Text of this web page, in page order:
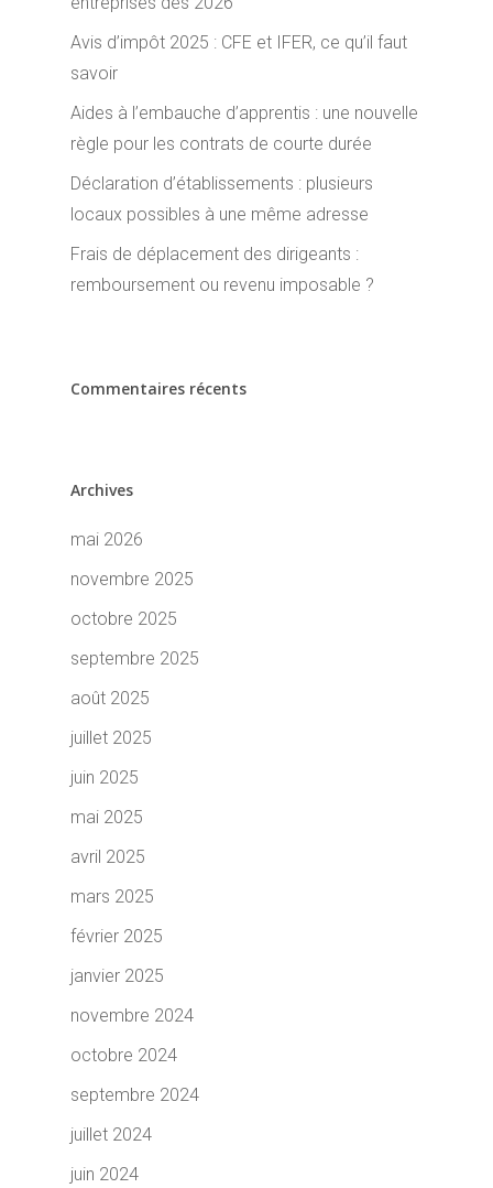
Avis d’impôt 2025 : CFE et IFER, ce qu’il faut
savoir
Aides à l’embauche d’apprentis : une nouvelle
règle pour les contrats de courte durée
Déclaration d’établissements : plusieurs
locaux possibles à une même adresse
Frais de déplacement des dirigeants :
remboursement ou revenu imposable ?
Commentaires récents
Archives
mai 2026
novembre 2025
octobre 2025
septembre 2025
août 2025
juillet 2025
juin 2025
mai 2025
avril 2025
mars 2025
février 2025
janvier 2025
novembre 2024
octobre 2024
septembre 2024
juillet 2024
juin 2024